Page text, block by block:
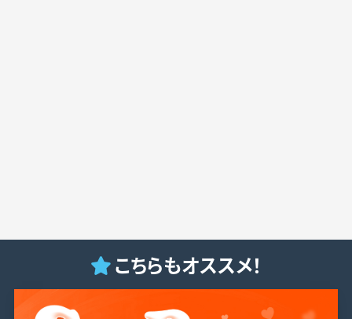
こちらもオススメ！